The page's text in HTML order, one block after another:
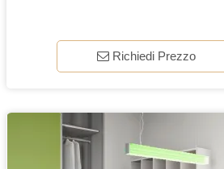
Richiedi Prezzo